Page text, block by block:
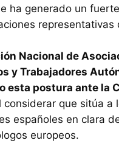
ha generado un
representativas
Nacional de
y Trabajadores
esta postura ante la
considerar que sitúa a
españoles en clara
europeos.